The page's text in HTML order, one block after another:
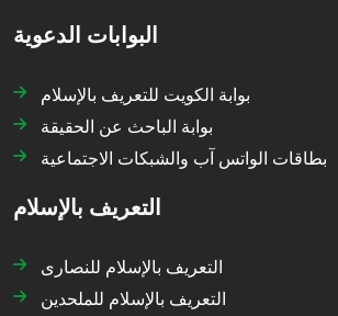
البوابات الدعوية
بوابة الكويت للتعريف بالإسلام
بوابة الباحث عن الحقيقة
بطاقات الواتس آب والشبكات الاجتماعية
التعريف بالإسلام
التعريف بالإسلام للنصارى
التعريف بالإسلام للملحدين